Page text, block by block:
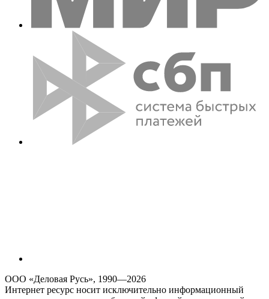
ООО «Деловая Русь», 1990—2026
Интернет ресурс носит исключительно информационный